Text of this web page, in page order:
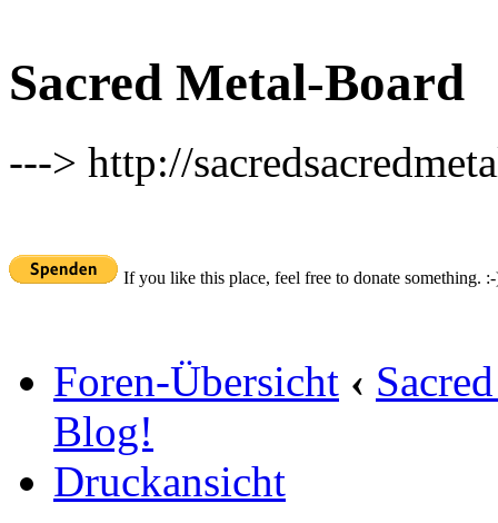
Sacred Metal-Board
---> http://
If you like this place, feel free to donate something.
Foren-Übersicht ‹
Blog!
Druckansicht